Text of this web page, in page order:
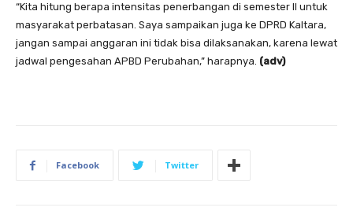
“Kita hitung berapa intensitas penerbangan di semester II untuk
masyarakat perbatasan. Saya sampaikan juga ke DPRD Kaltara,
jangan sampai anggaran ini tidak bisa dilaksanakan, karena lewat
jadwal pengesahan APBD Perubahan,” harapnya. (adv)
Facebook Twitter